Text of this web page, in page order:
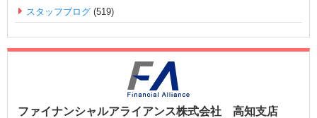
スタッフブログ (519)
ファイナンシャルアライアンス株式会社 高知支店